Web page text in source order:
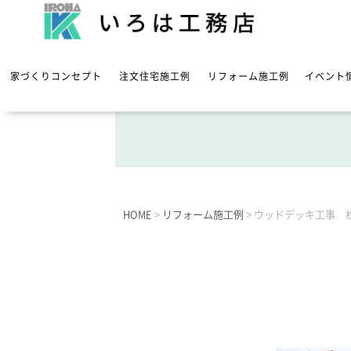
家づくりコンセプト 注文住宅施工例 リフォーム施工例 イベント
HOME > リフォーム施工例 > ウッドデッキ工事